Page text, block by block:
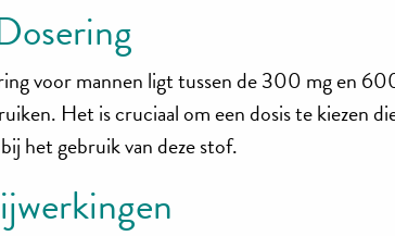
voor mannen ligt tussen de 300 mg en
Het is cruciaal om een dosis te kiezen
het gebruik van deze stof.